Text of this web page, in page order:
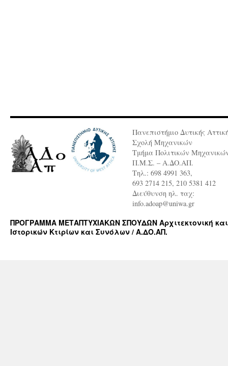
Πανεπιστήμιο Δυτικής
Σχολή Μηχανικών
Τμήμα Πολιτικών
Π.Μ.Σ. – Α.ΔΟ.ΑΠ.
Τηλ.: 698 4991 363,
693 2714 215, 210 5381 412
Διεύθυνση ηλ. ταχ:
info.adoap@uniwa.gr
ΠΡΟΓΡΑΜΜΑ ΜΕΤΑΠΤΥΧΙΑΚΩΝ ΣΠΟΥΔΩΝ Αρχιτεκτονική
Ιστορικών Κτιρίων και Συνόλων / Α.ΔΟ.ΑΠ.